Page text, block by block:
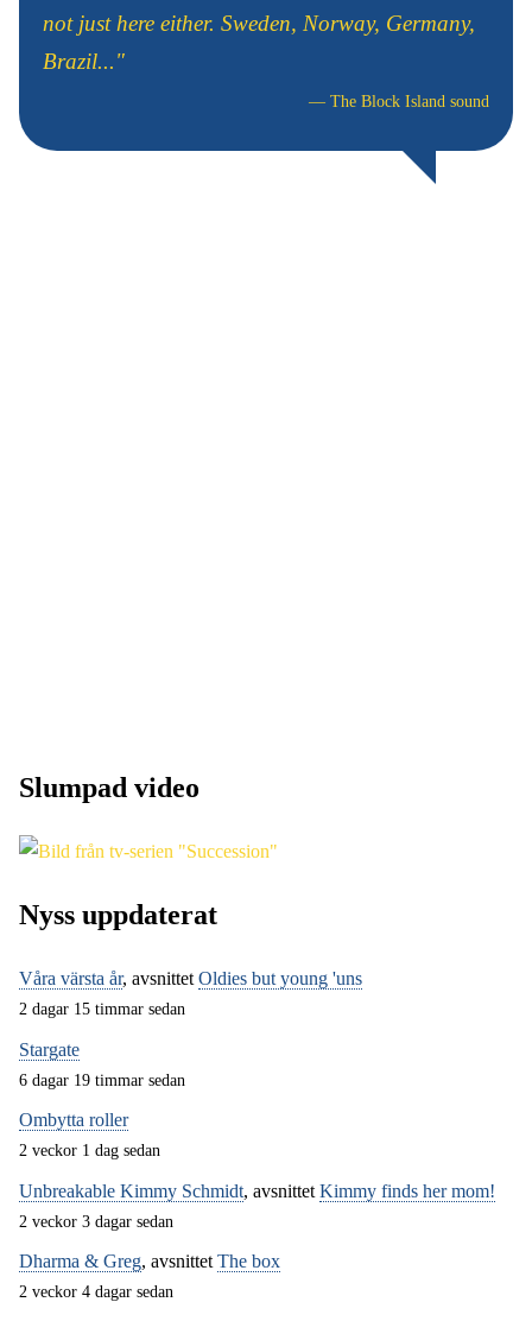
not just here either. Sweden, Norway, Germany,
Brazil..."
— The Block Island sound
Slumpad video
Nyss uppdaterat
Våra värsta år, avsnittet Oldies but young 'uns
2 dagar 15 timmar sedan
Stargate
6 dagar 19 timmar sedan
Ombytta roller
2 veckor 1 dag sedan
Unbreakable Kimmy Schmidt, avsnittet Kimmy finds her mom!
2 veckor 3 dagar sedan
Dharma & Greg, avsnittetThe box
2 veckor 4 dagar sedan